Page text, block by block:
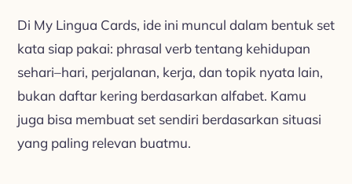
Di My Lingua Cards, ide ini muncul dalam bentuk set
kata siap pakai: phrasal verb tentang kehidupan
sehari–hari, perjalanan, kerja, dan topik nyata lain,
bukan daftar kering berdasarkan alfabet. Kamu
juga bisa membuat set sendiri berdasarkan situasi
yang paling relevan buatmu.